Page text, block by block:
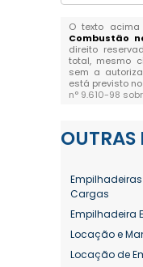
O texto acima
Combustão
direito
total, mesmo
sem a
está previsto
n° 9.610-98
OUTRAS
Cargas
Empilhadeira
Locação e
Locação de